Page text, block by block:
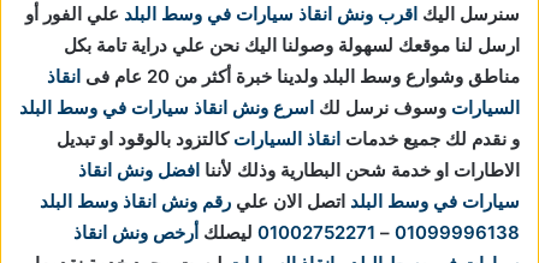
سنرسل اليك اقرب ونش انقاذ سيارات في وسط البلد علي الفور أو
ارسل لنا موقعك لسهولة وصولنا اليك نحن علي دراية تامة بكل
مناطق وشوارع وسط البلد ولدينا خبرة أكثر من 20 عام فى
انقاذ
السيارات وسوف نرسل لك اسرع ونش انقاذ سيارات في وسط البلد
و نقدم لك جميع خدمات انقاذ السيارات كالتزود بالوقود او تبديل
الاطارات او خدمة شحن البطارية وذلك لأننا افضل ونش انقاذ
سيارات في وسط البلد اتصل الان علي رقم ونش انقاذ وسط البلد
01099996138
–
01002752271 ليصلك أرخص ونش انقاذ